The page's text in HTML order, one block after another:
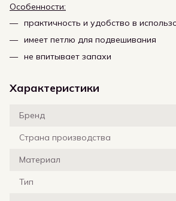
Особенности:
практичность и удобство в
имеет петлю для подвешивания
не впитывает запахи
Характеристики
Бренд
Страна производства
Материал
Тип